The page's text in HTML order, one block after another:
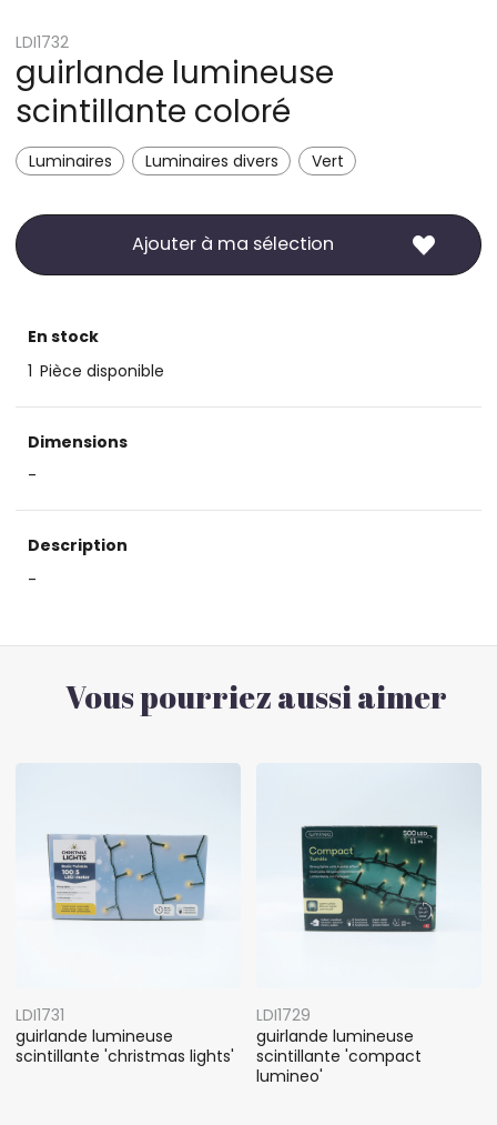
LDI1732
guirlande lumineuse
scintillante coloré
Luminaires Luminaires divers Vert
Ajouter à ma sélection
En stock
1 Pièce disponible
Dimensions
-
Description
-
Vous pourriez aussi aimer
LDI1731
guirlande lumineuse
scintillante 'christmas lights'
LDI1729
guirlande lumineuse
scintillante 'compact
lumineo'